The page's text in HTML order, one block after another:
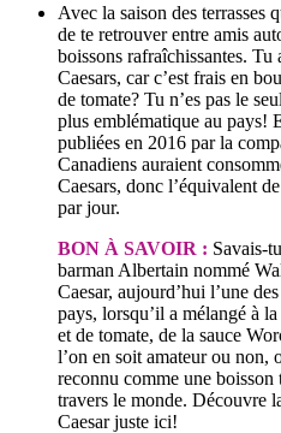
Avec la saison des terrasses
de te retrouver entre amis
boissons rafraîchissantes.
Caesars, car c’est frais en
de tomate? Tu n’es pas le
plus emblématique au pays!
publiées en 2016 par la
Canadiens auraient
Caesars, donc l’équivalent
par jour.
BON À SAVOIR : Savais-
barman Albertain nommé
Caesar, aujourd’hui l’une
pays, lorsqu’il a mélangé à
et de tomate, de la sauce
l’on en soit amateur ou non,
reconnu comme une boisson
travers le monde. Découvre
Caesar juste ici!